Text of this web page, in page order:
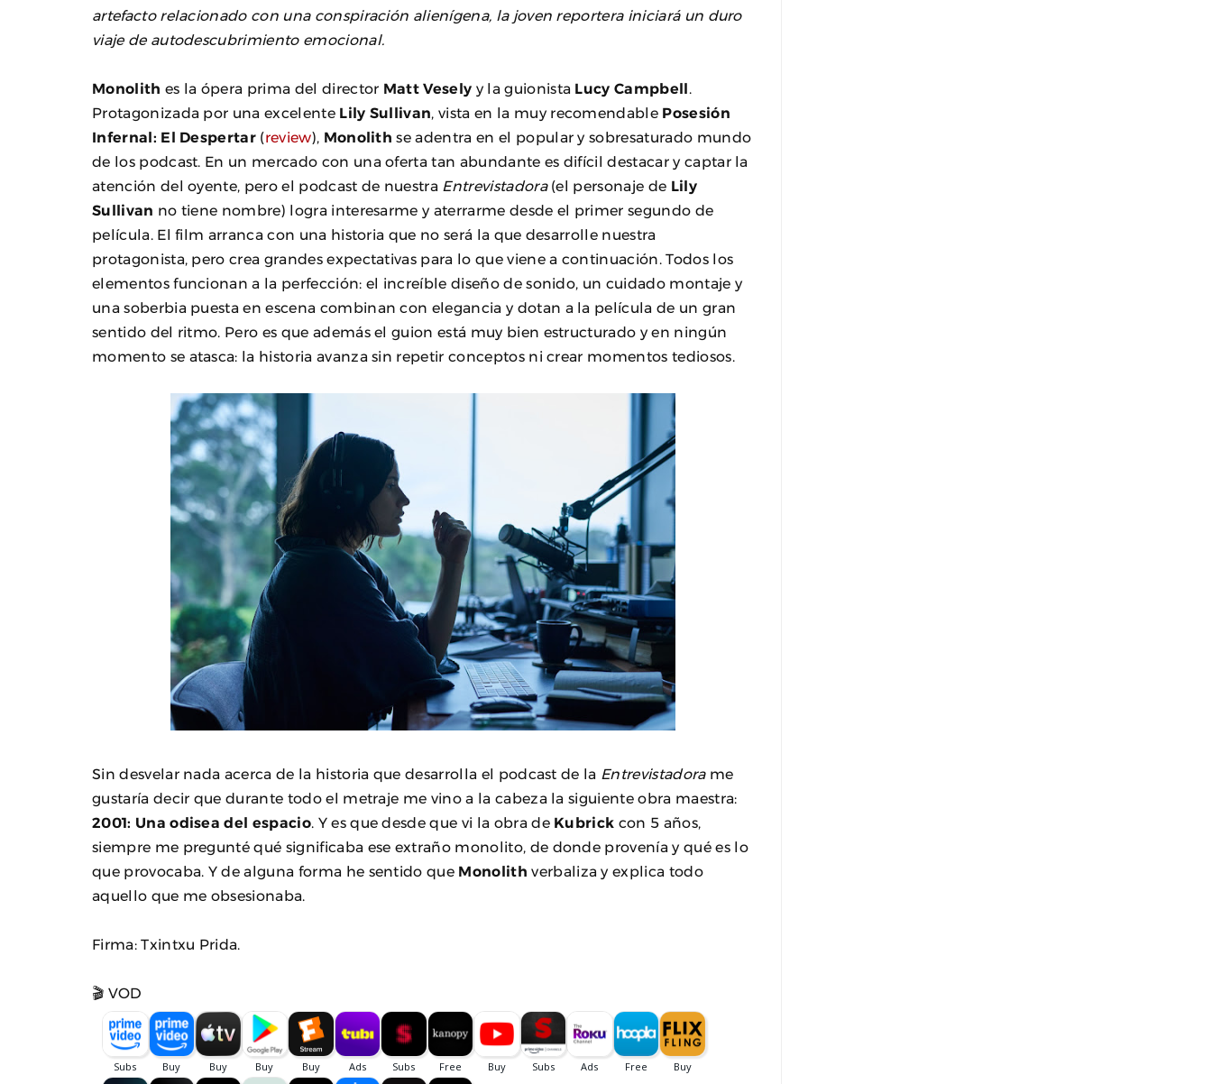
artefacto relacionado con una conspiración alienígena, la joven reportera iniciará un duro
viaje de autodescubrimiento emocional.
Monolith es la ópera prima del director Matt Vesely y la guionista Lucy Campbell .
Protagonizada por una excelente Lily Sullivan, vista en la muy recomendable Posesión
Infernal: El Despertar (review), Monolith se adentra en el popular y sobresaturado mundo
de los podcast. En un mercado con una oferta tan abundante es difícil destacar y captar la
atención del oyente, pero el podcast de nuestra Entrevistadora(el personaje de Lily
Sullivan no tiene nombre) logra interesarme y aterrarme desde el primer segundo de
película. El film arranca con una historia que no será la que desarrolle nuestra
protagonista, pero crea grandes expectativas para lo que viene a continuación. Todos los
elementos funcionan a la perfección: el increíble diseño de sonido, un cuidado montaje y
una soberbia puesta en escena combinan con elegancia y dotan a la película de un gran
sentido del ritmo. Pero es que además el guion está muy bien estructurado y en ningún
momento se atasca: la historia avanza sin repetir conceptos ni crear momentos tediosos.
Sin desvelar nada acerca de la historia que desarrolla el podcast de la Entrevistadorame
gustaría decir que durante todo el metraje me vino a la cabeza la siguiente obra maestra:
2001: Una odisea del espacio. Y es que desde que vi la obra de Kubrick con 5 años,
siempre me pregunté qué significaba ese extraño monolito, de donde provenía y qué es lo
que provocaba. Y de alguna forma he sentido que Monolithverbaliza y explica todo
aquello que me obsesionaba.
Firma: Txintxu Prida.
🎬 VOD